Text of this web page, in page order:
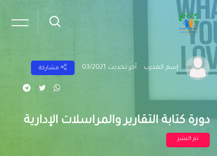
إسم المدرب آخر تحديث 03/2021 مشاركة
دورة كتابة التقارير والمراسلات الإدارية
تم النشر